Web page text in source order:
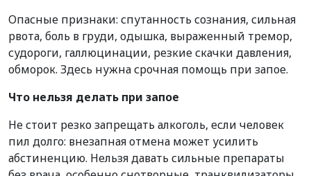
Опасные признаки: спутанность сознания, сильная
рвота, боль в груди, одышка, выраженный тремор,
судороги, галлюцинации, резкие скачки давления,
обморок. Здесь нужна срочная помощь при запое.
Что нельзя делать при запое
Не стоит резко запрещать алкоголь, если человек
пил долго: внезапная отмена может усилить
абстиненцию. Нельзя давать сильные препараты